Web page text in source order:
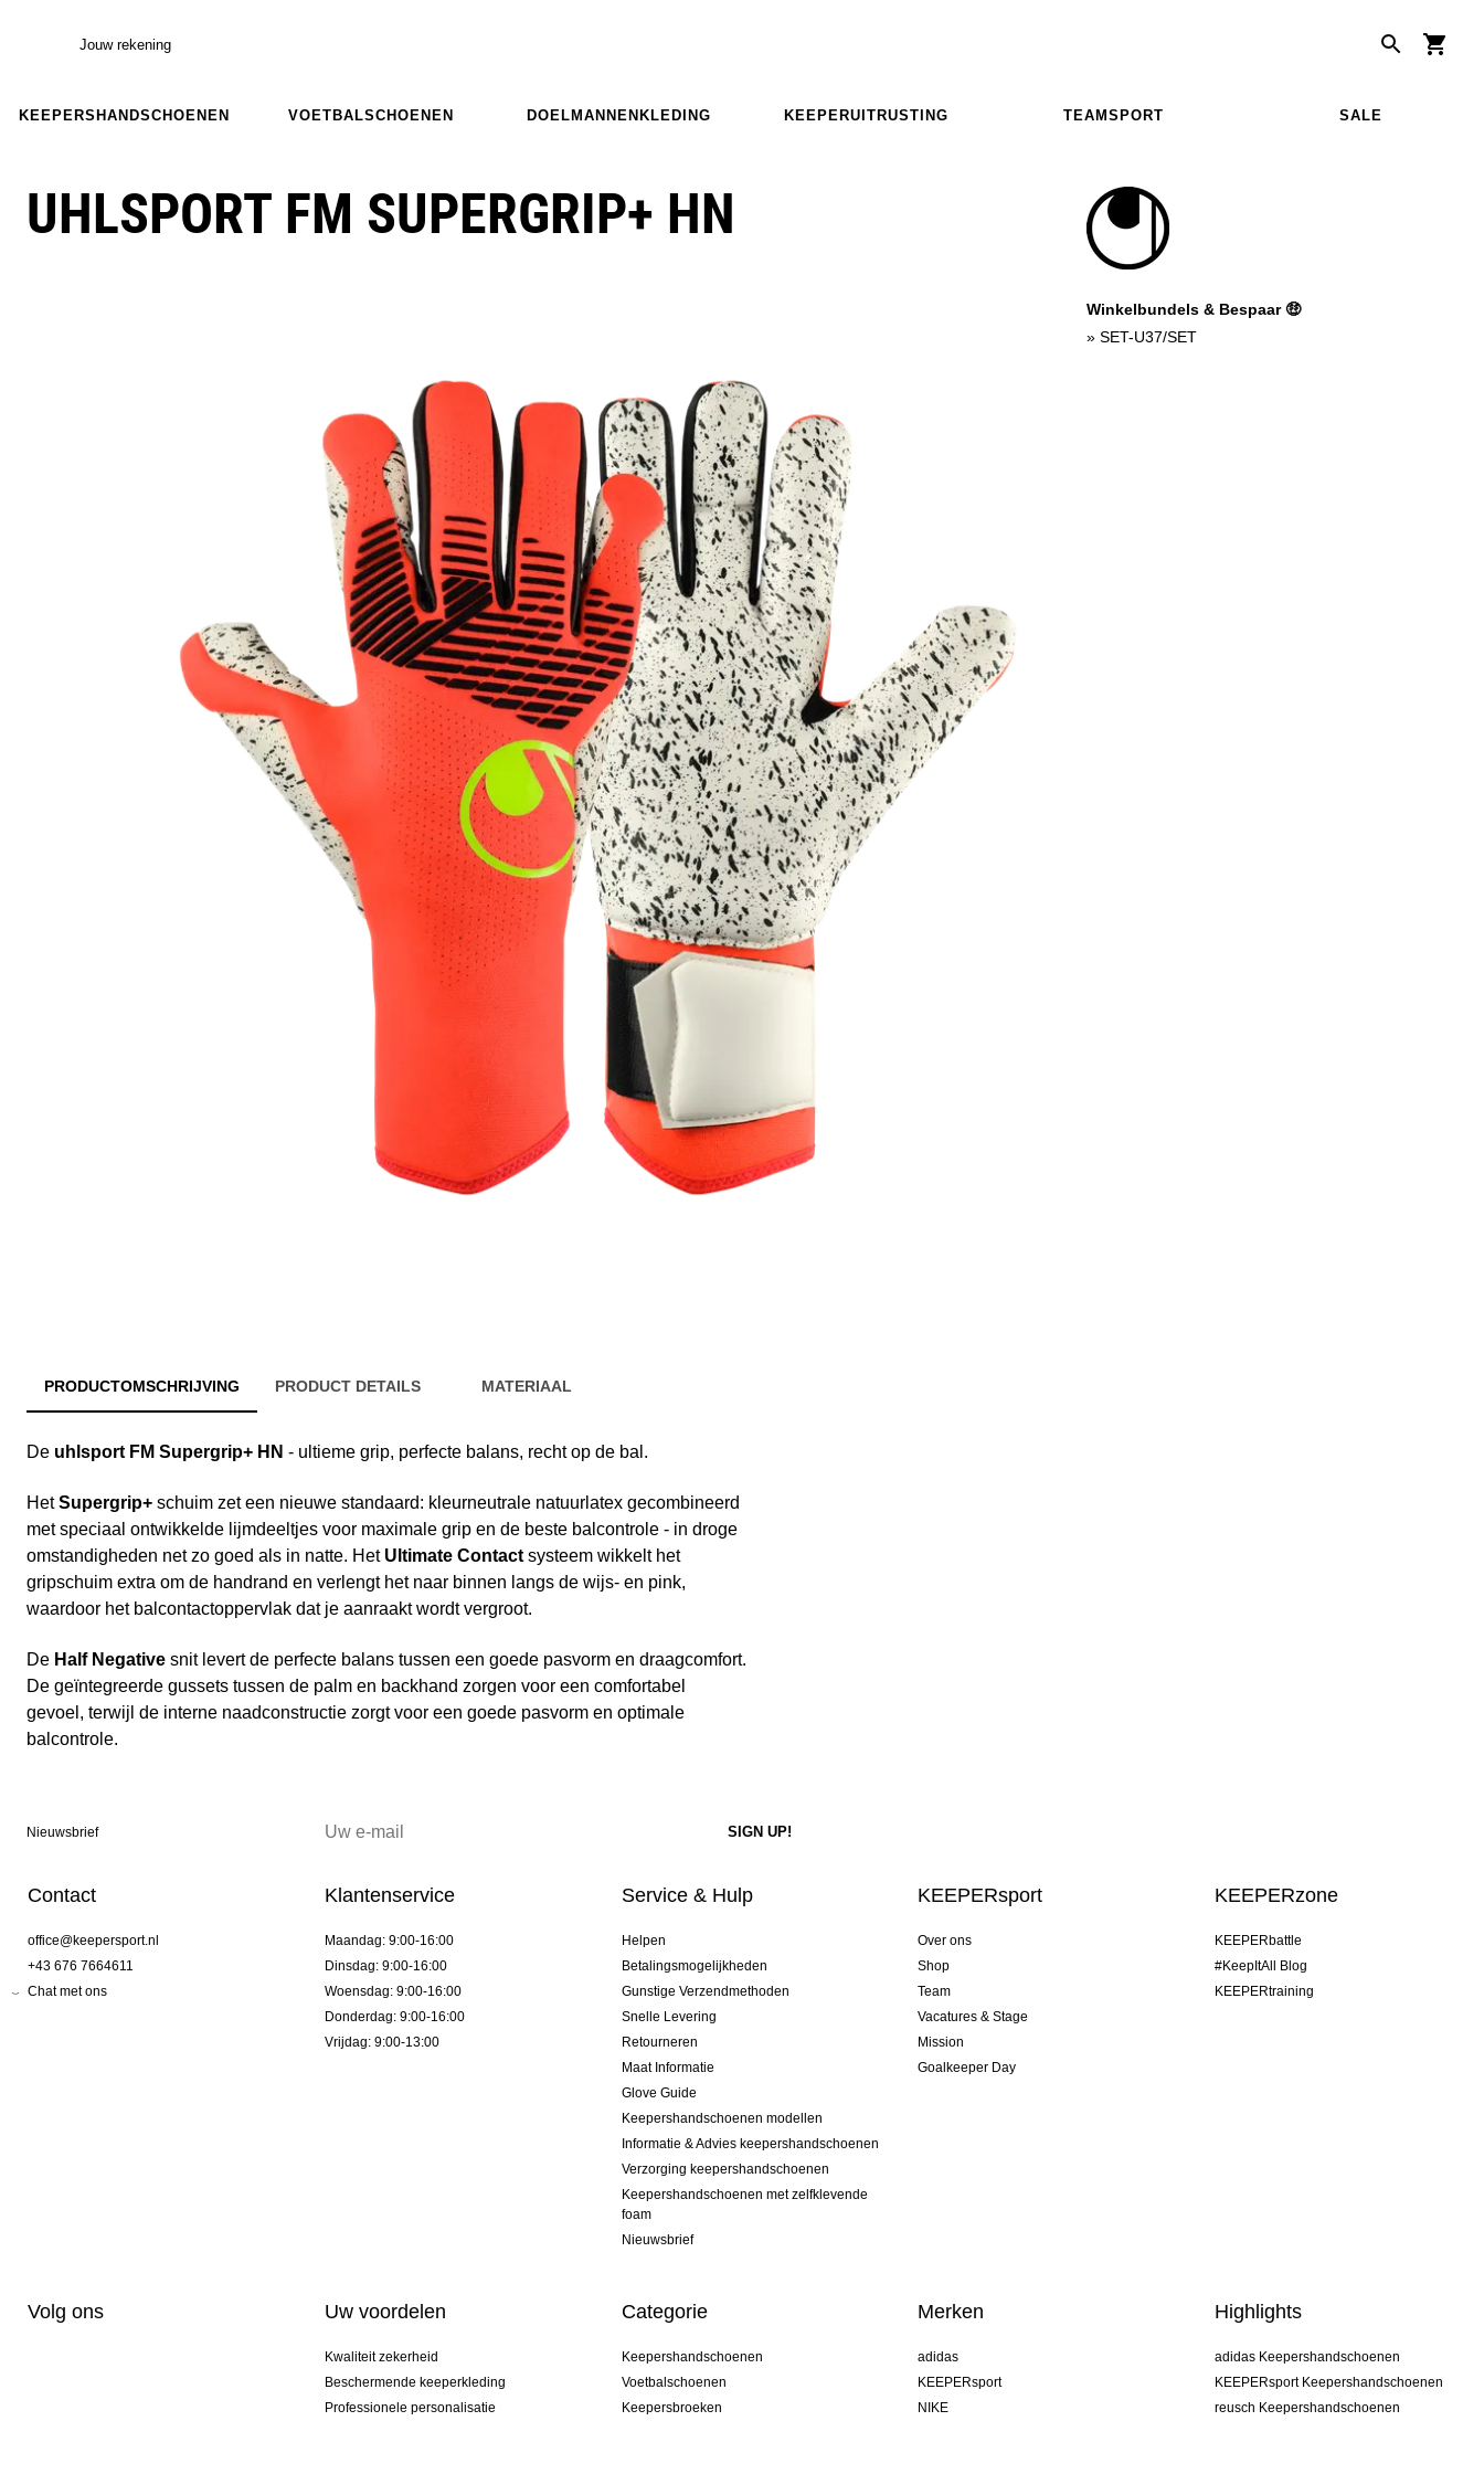
Jouw rekening
KEEPERSHANDSCHOENEN VOETBALSCHOENEN DOELMANNENKLEDING KEEPERUITRUSTING TEAMSPORT SALE
UHLSPORT FM SUPERGRIP+ HN
Winkelbundels & Bespaar 🤑
» SET-U37/SET
PRODUCTOMSCHRIJVING PRODUCT DETAILS MATERIAAL
De uhlsport FM Supergrip+ HN - ultieme grip, perfecte balans, recht op de bal.
HetSupergrip+ schuim zet een nieuwe standaard: kleurneutrale natuurlatex gecombineerd
met speciaal ontwikkelde lijmdeeltjes voor maximale grip en de beste balcontrole - in droge
omstandigheden net zo goed als in natte. Het Ultimate Contactsysteem wikkelt het
gripschuim extra om de handrand en verlengt het naar binnen langs de wijs- en pink,
waardoor het balcontactoppervlak dat je aanraakt wordt vergroot.
De Half Negative snit levert de perfecte balans tussen een goede pasvorm en draagcomfort.
De geïntegreerde gussets tussen de palm en backhand zorgen voor een comfortabel
gevoel, terwijl de interne naadconstructie zorgt voor een goede pasvorm en optimale
balcontrole.
Nieuwsbrief
Contact
office@keepersport.nl
+43 676 7664611
Chat met ons
Klantenservice
Maandag: 9:00-16:00
Dinsdag: 9:00-16:00
Woensdag: 9:00-16:00
Donderdag: 9:00-16:00
Vrijdag: 9:00-13:00
Service & Hulp
Helpen
Betalingsmogelijkheden
Gunstige Verzendmethoden
Snelle Levering
Retourneren
Maat Informatie
Glove Guide
Keepershandschoenen modellen
Informatie & Advies keepershandschoenen
Verzorging keepershandschoenen
Keepershandschoenen met zelfklevende
foam
Nieuwsbrief
KEEPERsport
Over ons
Shop
Team
Vacatures & Stage
Mission
Goalkeeper Day
KEEPERzone
KEEPERbattle
#KeepItAll Blog
KEEPERtraining
Volg ons Uw voordelen
Kwaliteit zekerheid
Beschermende keeperkleding
Professionele personalisatie
Categorie
Keepershandschoenen
Voetbalschoenen
Keepersbroeken
Merken
adidas
KEEPERsport
NIKE
Highlights
adidas Keepershandschoenen
KEEPERsport Keepershandschoenen
reusch Keepershandschoenen